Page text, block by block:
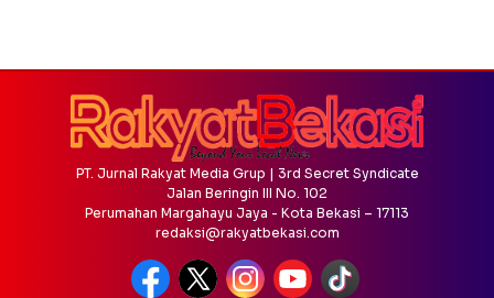
PT. Jurnal Rakyat Media Grup | 3rd Secret Syndicate
Jalan Beringin III No. 102
Perumahan Margahayu Jaya - Kota Bekasi – 17113
redaksi@rakyatbekasi.com